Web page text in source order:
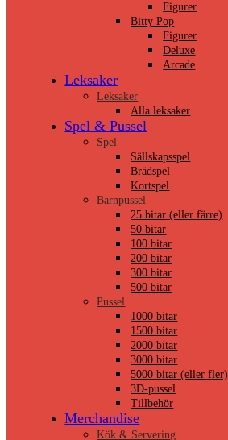
Figurer
Bitty Pop
Figurer
Deluxe
Arcade
Leksaker
Leksaker
Alla leksaker
Spel & Pussel
Spel
Sällskapsspel
Brädspel
Kortspel
Barnpussel
25 bitar (eller färre)
50 bitar
100 bitar
200 bitar
300 bitar
500 bitar
Pussel
1000 bitar
1500 bitar
2000 bitar
3000 bitar
5000 bitar (eller fler)
3D-pussel
Tillbehör
Merchandise
Kök & Servering